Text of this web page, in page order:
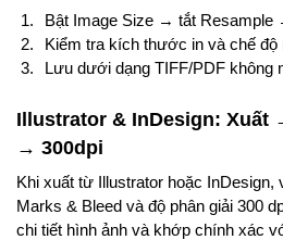
Bật Image Size → tắt Resample
Kiểm tra kích thước in và chế độ
Lưu dưới dạng TIFF/PDF không
Illustrator & InDesign: Xuất
→ 300dpi
Khi xuất từ Illustrator hoặc InDesign,
Marks & Bleed và độ phân giải 300
chi tiết hình ảnh và khớp chính xác